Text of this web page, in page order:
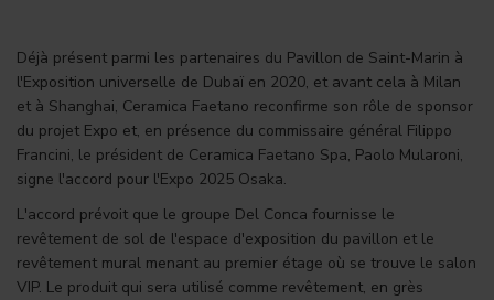
Déjà présent parmi les partenaires du Pavillon de Saint-Marin à
l'Exposition universelle de Dubaï en 2020, et avant cela à Milan
et à Shanghai, Ceramica Faetano reconfirme son rôle de sponsor
du projet Expo et, en présence du commissaire général Filippo
Francini, le président de Ceramica Faetano Spa, Paolo Mularoni,
signe l'accord pour l'Expo 2025 Osaka.
L'accord prévoit que le groupe Del Conca fournisse le
revêtement de sol de l'espace d'exposition du pavillon et le
revêtement mural menant au premier étage où se trouve le salon
VIP. Le produit qui sera utilisé comme revêtement, en grès